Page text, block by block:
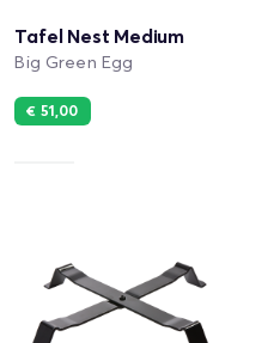
Tafel Nest Medium
Big Green Egg
€ 51,00